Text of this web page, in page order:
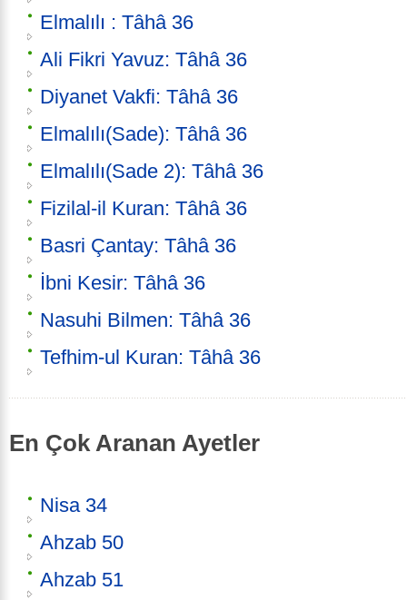
Elmalılı : Tâhâ 36
Ali Fikri Yavuz: Tâhâ 36
Diyanet Vakfi: Tâhâ 36
Elmalılı(Sade): Tâhâ 36
Elmalılı(Sade 2): Tâhâ 36
Fizilal-il Kuran: Tâhâ 36
Basri Çantay: Tâhâ 36
İbni Kesir: Tâhâ 36
Nasuhi Bilmen: Tâhâ 36
Tefhim-ul Kuran: Tâhâ 36
En Çok Aranan Ayetler
Nisa 34
Ahzab 50
Ahzab 51